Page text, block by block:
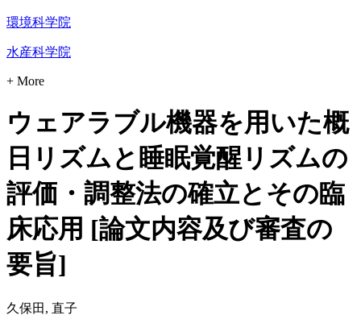
環境科学院
水産科学院
+ More
ウェアラブル機器を用いた概
日リズムと睡眠覚醒リズムの
評価・調整法の確立とその臨
床応用 [論文内容及び審査の
要旨]
久保田, 直子